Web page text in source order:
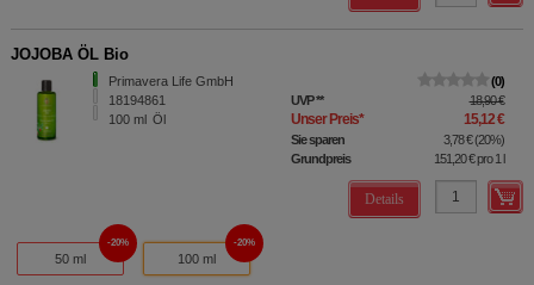
JOJOBA ÖL Bio
Primavera Life GmbH
18194861
100 ml Öl
0
UVP** 18,90 €
Unser Preis* 15,12 €
Sie sparen 3,78 €(20%)
Grundpreis
151,20 €pro 1 l
Details
50 ml
20%
100 ml
20%